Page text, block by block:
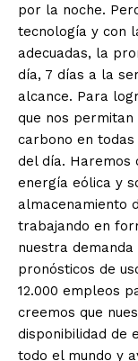
por la noche.
tecnología y con
adecuadas, la
día, 7 días a la
alcance. Para
que nos
carbono en
del día. Haremos
energía eólica y
almacenamiento
trabajando en
nuestra
pronósticos de
12.000 empleos
creemos que
disponibilidad de
todo el mundo y